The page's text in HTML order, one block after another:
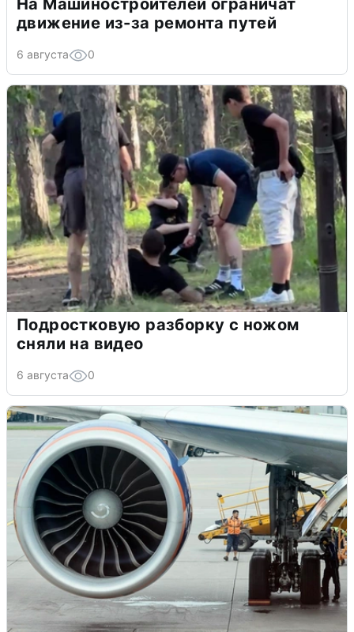
На Машиностроителей ограничат
движение из-за ремонта путей
6 августа 0
Подростковую разборку с ножом
сняли на видео
6 августа 0